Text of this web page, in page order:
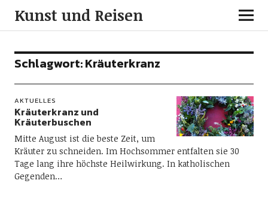
Kunst und Reisen
Schlagwort:Kräuterkranz
AKTUELLES
Kräuterkranz und
Kräuterbuschen
Mitte August ist die beste Zeit, um
Kräuter zu schneiden. Im Hochsommer entfalten sie 30
Tage lang ihre höchste Heilwirkung. In katholischen
Gegenden…